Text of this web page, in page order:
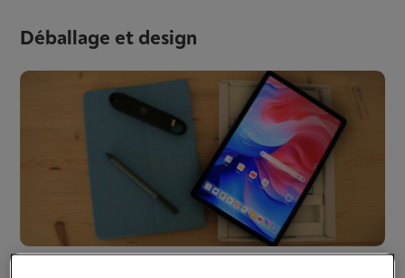
Déballage et design